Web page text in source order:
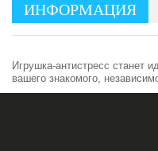
ИНФОРМАЦИЯ
Игрушка-антистресс станет
вашего знакомого,